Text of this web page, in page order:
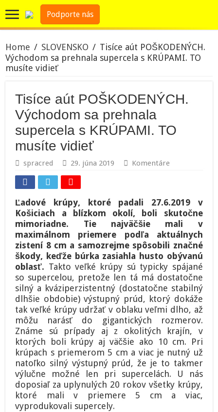
Podporte nás
Home / SLOVENSKO / Tisíce aút POŠKODENÝCH.
Východom sa prehnala supercela s KRÚPAMI. TO
musíte vidieť
Tisíce aút POŠKODENÝCH.
Východom sa prehnala
supercela s KRÚPAMI. TO
musíte vidieť
spracred 29. júna 2019 Komentáre
Ľadové krúpy, ktoré padali 27.6.2019 v
Košiciach a blízkom okolí, boli skutočne
mimoriadne. Tie najväčšie mali v
maximálnom priemere podľa aktuálnych
zistení 8 cm a samozrejme spôsobili značné
škody, keďže búrka zasiahla husto obývanú
oblasť. Takto veľké krúpy sú typicky spájané
so supercelou, pretože len tá má dostatočne
silný a kváziperzistentný (dostatočne stabilný
dlhšie obdobie) výstupný prúd, ktorý dokáže
tak veľké krúpy udržať v oblaku veľmi dlho, až
môžu narásť do gigantických rozmerov.
Známe sú prípady aj z okolitých krajín, v
ktorých boli krúpy aj väčšie ako 10 cm. Pri
krúpach s priemerom 5 cm a viac je nutný už
natoľko silný výstupný prúd, že je to takmer
výlučne možné len pri supercelách. U nás
doposiaľ za uplynulých 20 rokov všetky krúpy,
ktoré mali v priemere 5 cm a viac,
vyprodukovali supercely.